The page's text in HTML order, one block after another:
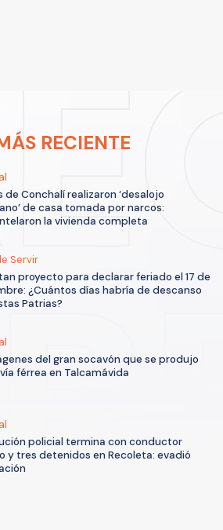
RECIENTE
de Conchalí realizaron ‘desalojo
de casa tomada por narcos:
la vivienda completa
Servir
proyecto para declarar feriado el 17 de
¿Cuántos días habría de descanso
Patrias?
del gran socavón que se produjo
férrea en Talcamávida
policial termina con conductor
y tres detenidos en Recoleta: evadió